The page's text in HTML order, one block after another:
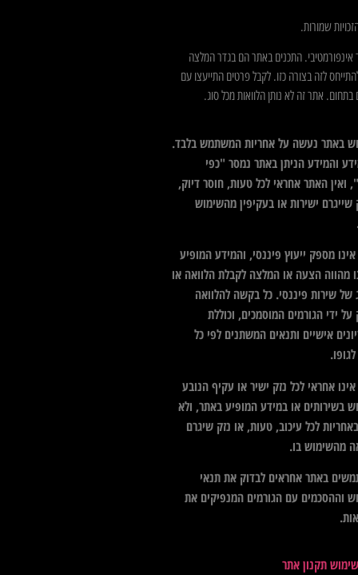
שמורות.
אינפורמטיבי. התכנים באתר הם בגדר המלצה
לזה בצורה כזו. לקבל פרטים התייעצו עם
בתחום. אתר זה לא נותן הלוואות מכל סוג.
באתר נעשה על אחריות המשתמש בלבד.
והמידע הניתן באתר נמסר "כפי
ואין האתר אחראי לכל טעות, חוסר דיוק,
שייגרם ישירות או בעקיפין מהשימוש
מספק ייעוץ פיננסי, והמידע המופיע
מהווה הצעה או המלצה לקבלת הלוואה או
של שירות פיננסי. כל בקשה להלוואה
על ידי הגורמים המוסמכים, וכוללת
אישיים ותנאים המשתנים לפי כל
אחראי לכל נזק ישיר או עקיף הנובע
בשירותים או במידע המופיע באתר, ולא
לכל עיכוב, טעות, או נזק שיגרם
מהשימוש בו.
באתר אחראים לבדוק את תנאי
וההסכמים עם הגורמים המנפיקים את
תקנון אתר